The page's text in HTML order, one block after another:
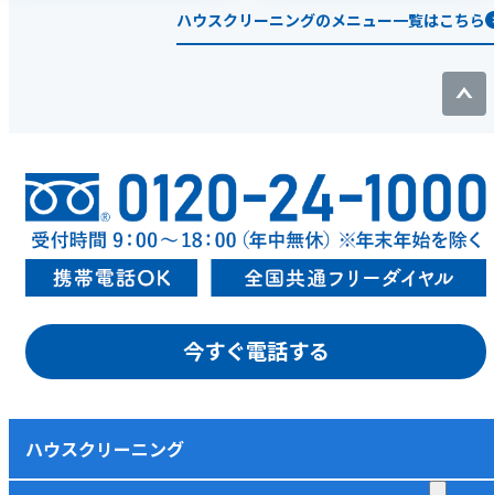
ハウスクリーニングのメニュー一覧はこちら
今すぐ電話する
ハウスクリーニング